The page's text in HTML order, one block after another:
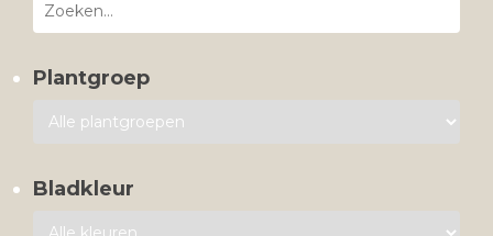
Plantgroep
Bladkleur